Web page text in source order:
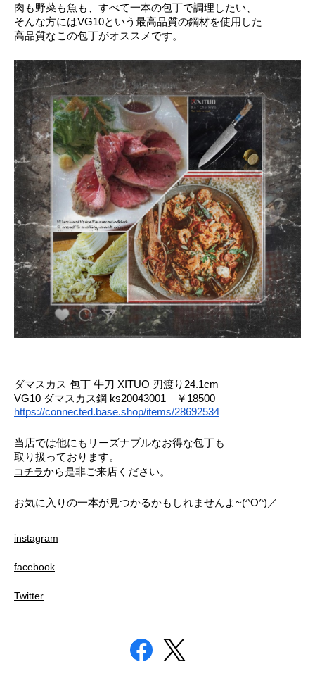
肉も野菜も魚も、すべて一本の包丁で調理したい、
そんな方にはVG10という最高品質の鋼材を使用した
高品質なこの包丁がオススメです。
ダマスカス 包丁 牛刀 XITUO 刃渡り24.1cm
VG10 ダマスカス鋼 ks20043001　￥18500
https://connected.base.shop/items/28692534
当店では他にもリーズナブルなお得な包丁も
取り扱っております。
コチラから是非ご来店ください。
お気に入りの一本が見つかるかもしれませんよ~(^O^)／
instagram
facebook
Twitter